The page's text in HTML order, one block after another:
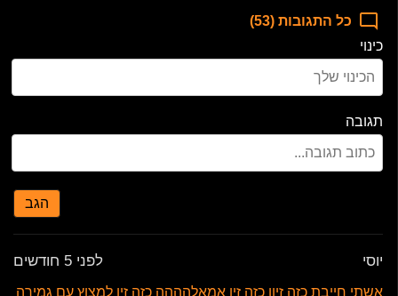
כל התגובות (53)
כינוי
תגובה
הגב
יוסי לפני 5 חודשים
אשתי חייבת כזה זיון כזה זין אמאלהההה כזה זין למצוץ עם גמירה